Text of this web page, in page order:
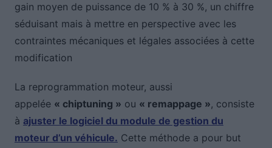
gain moyen de puissance de 10 % à 30 %, un chiffre
séduisant mais à mettre en perspective avec les
contraintes mécaniques et légales associées à cette
modification
La reprogrammation moteur, aussi
appelée « chiptuning » ou « remappage », consiste
à ajuster le logiciel du module de gestion du
moteur d’un véhicule. Cette méthode a pour but